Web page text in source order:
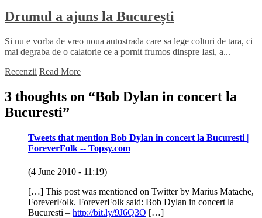
Drumul a ajuns la București
Si nu e vorba de vreo noua autostrada care sa lege colturi de tara, ci
mai degraba de o calatorie ce a pornit frumos dinspre Iasi, a...
Recenzii Read More
3 thoughts on “Bob Dylan in concert la
Bucuresti”
Tweets that mention Bob Dylan in concert la Bucuresti |
ForeverFolk -- Topsy.com
(4 June 2010 - 11:19)
[…] This post was mentioned on Twitter by Marius Matache,
ForeverFolk. ForeverFolk said: Bob Dylan in concert la
Bucuresti – http://bit.ly/9J6Q3O […]